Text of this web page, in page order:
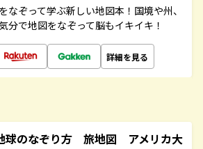
なぞって学ぶ新しい地図本！国境や州、
分で地図をなぞって脳もイキイキ！
詳細を見る
球のなぞり方 旅地図 アメリカ大